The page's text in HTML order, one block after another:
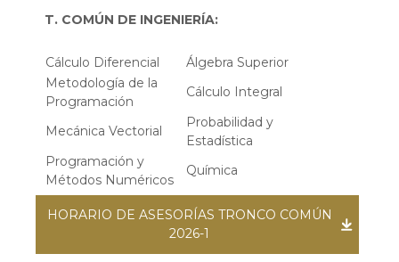
T. COMÚN DE INGENIERÍA:
Cálculo Diferencial
Álgebra Superior
Metodología de la
Programación
Cálculo Integral
Mecánica Vectorial
Probabilidad y
Estadística
Programación y
Métodos Numéricos
Química
HORARIO DE ASESORÍAS TRONCO COMÚN
2026-1